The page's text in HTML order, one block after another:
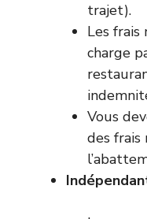
trajet).
Les frais
charge
Vous
des frais